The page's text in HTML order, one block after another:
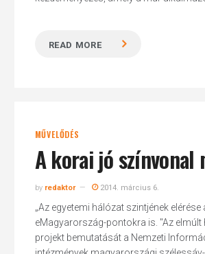
Hit enter to search or ESC to
READ MORE
MŰVELŐDÉS
A korai jó
by redaktor 2014. március 6.
„Az egyetemi hálózat szintjének
eMagyarország-pontokra is. "Az elmúlt
projekt bemutatását a Nemzeti